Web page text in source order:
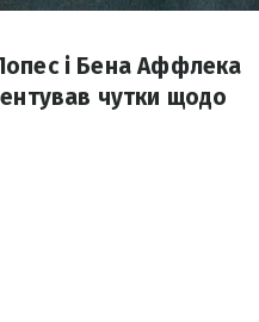
і Бена Аффлека
чутки щодо